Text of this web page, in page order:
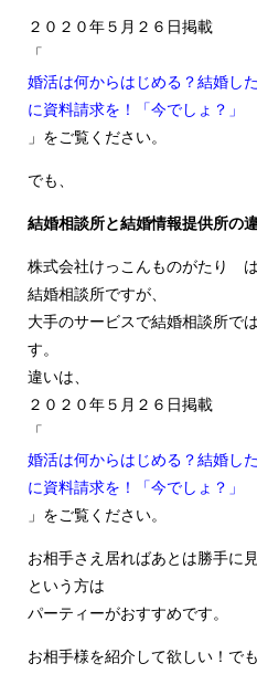
２０２０年５月２６日掲載
「
婚活は何からはじめる？結婚し
に資料請求を！「今でしょ？」
」をご覧ください。
でも、
結婚相談所と結婚情報提供所の
株式会社けっこんものがたり は
結婚相談所ですが、
大手のサービスで結婚相談所で
す。
違いは、
２０２０年５月２６日掲載
「
婚活は何からはじめる？結婚し
に資料請求を！「今でしょ？」
」をご覧ください。
お相手さえ居ればあとは勝手に
という方は
パーティーがおすすめです。
お相手様を紹介して欲しい！で